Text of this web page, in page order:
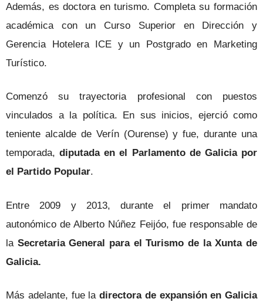
Además, es doctora en turismo. Completa su formación
académica con un Curso Superior en Dirección y
Gerencia Hotelera ICE y un Postgrado en Marketing
Turístico.
Comenzó su trayectoria profesional con puestos
vinculados a la política. En sus inicios, ejerció como
teniente alcalde de Verín (Ourense) y fue, durante una
temporada,diputada en el Parlamento de Galicia por
el Partido Popular.
Entre 2009 y 2013, durante el primer mandato
autonómico de Alberto Núñez Feijóo, fue responsable de
la Secretaria General para el Turismo de la Xunta de
Galicia.
Más adelante, fue la directora de expansión en Galicia